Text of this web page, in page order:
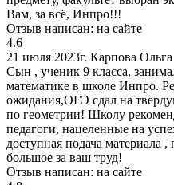
Вам, за всё, Инпро!!!
Отзыв написан: на сайте
4.6
21 июля 2023г. Карпова Ольга
Сын , ученик 9 класса,
математике в школе Инпро.
ожидания,ОГЭ сдал на
по геометрии! Школу
педагоги, нацеленные на
доступная подача материала
большое за ваш труд!
Отзыв написан: на сайте